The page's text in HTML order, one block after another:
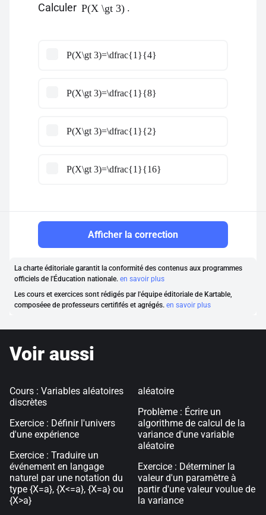
Calculer P(X \gt 3) .
P(X\gt 3)=\dfrac{1}{4}
P(X\gt 3)=\dfrac{1}{8}
P(X\gt 3)=\dfrac{1}{2}
P(X\gt 3)=\dfrac{1}{16}
Afficher la correction
La charte éditoriale garantit la conformité des contenus aux programmes
officiels de l'Éducation nationale. en savoir plus
Les cours et exercices sont rédigés par l'équipe éditoriale de Kartable,
composéee de professeurs certififés et agrégés. en savoir plus
Voir aussi
Cours : Variables aléatoires
discrètes
Exercice : Définir l'univers
d'une expérience
Exercice : Traduire un
événement en langage
naturel par une notation du
type {X=a}, {X<=a}, {X=a} ou
{X>a}
aléatoire
Problème : Écrire un
algorithme de calcul de la
variance d'une variable
aléatoire
Exercice : Déterminer la
valeur d'un paramètre à
partir d'une valeur voulue de
la variance